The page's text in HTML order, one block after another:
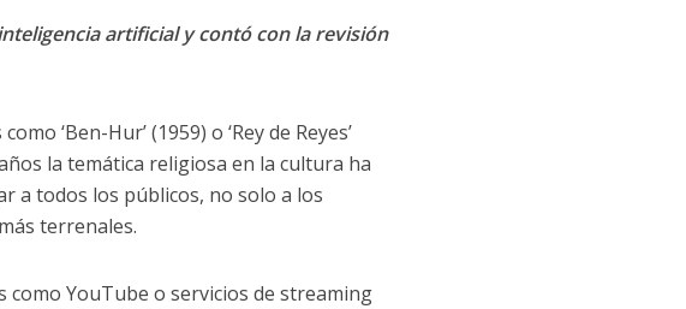
artificial y contó con la revisión
‘Ben-Hur’ (1959) o ‘Rey de Reyes’
la temática religiosa en la cultura ha
a todos los públicos, no solo a los
terrenales.
YouTube o servicios de streaming